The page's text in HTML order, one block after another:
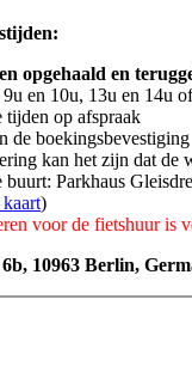
opgehaald en
9u en 10u, 13u en 14u
tijden op afspraak
de boekingsbevestiging
kan het zijn dat de
buurt: Parkhaus
)
voor de fietshuur is
10963 Berlin,